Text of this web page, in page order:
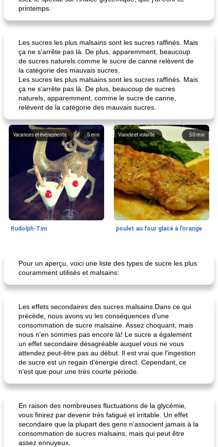
printemps.
Les sucres les plus malsains sont les sucres raffinés. Mais
ça ne s'arrête pas là. De plus, apparemment, beaucoup
de sucres naturels comme le sucre de canne relèvent de
la catégorie des mauvais sucres.
Les sucres les plus malsains sont les sucres raffinés. Mais
ça ne s'arrête pas là. De plus, beaucoup de sucres
naturels, apparemment, comme le sucre de canne,
relèvent de la catégorie des mauvais sucres.
5min
Vacances et événements
Rudolph-Tini
50 min
Viande et volaille
poulet au four glacé à l'orange
pouding au chocolat maison
Pour un aperçu, voici une liste des types de sucre les plus
couramment utilisés et malsains:
Les effets secondaires des sucres malsains Dans ce qui
précède, nous avons vu les conséquences d'une
consommation de sucre malsaine. Assez choquant, mais
nous n'en sommes pas encore là! Le sucre a également
un effet secondaire désagréable auquel vous ne vous
attendez peut-être pas au début. Il est vrai que l'ingestion
de sucre est un regain d'énergie direct. Cependant, ce
n'est que pour une très courte période.
En raison des nombreuses fluctuations de la glycémie,
vous finirez par devenir très fatigué et irritable. Un effet
secondaire que la plupart des gens n'associent jamais à la
consommation de sucres malsains, mais qui peut être
assez ennuyeux.